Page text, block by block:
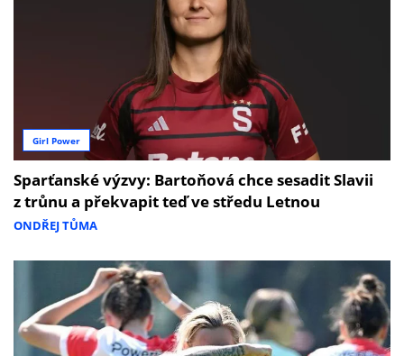
Girl Power
Sparťanské výzvy: Bartoňová chce sesadit Slavii
z trůnu a překvapit teď ve středu Letnou
ONDŘEJ TŮMA